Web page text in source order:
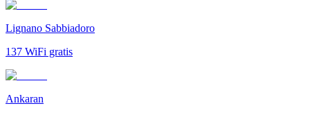
Lignano Sabbiadoro
137 WiFi gratis
Ankaran